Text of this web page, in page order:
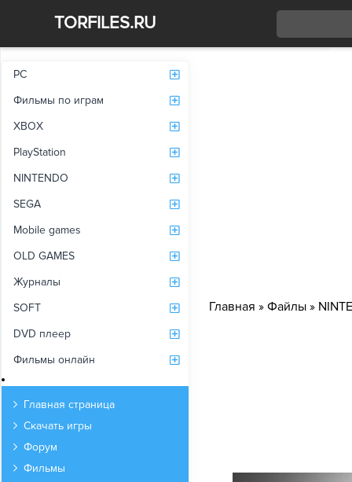
TORFILES.RU
PC
Фильмы по играм
XBOX
PlayStation
NINTENDO
SEGA
Mobile games
OLD GAMES
Журналы
SOFT
DVD плеер
Фильмы онлайн
Главная страница
Скачать игры
Форум
Фильмы
Главная » Файлы »